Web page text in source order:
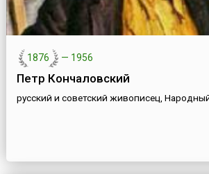
1876 — 1956
Петр Кончаловский
русский и советский живописец,